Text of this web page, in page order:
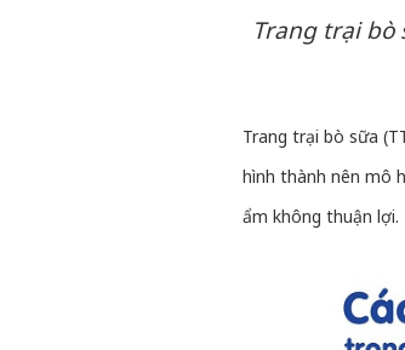
Trang trại bò
Trang trại bò sữa
hình thành nên mô
ẩm không thuận lợi.